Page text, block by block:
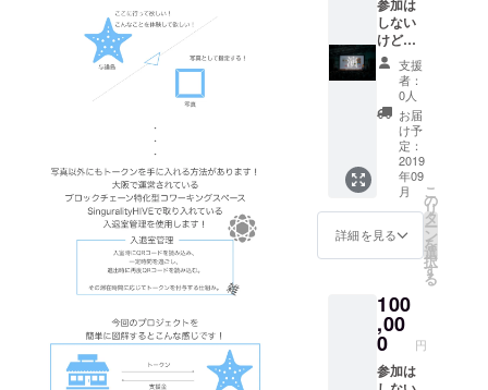
ユー
ザー名
を掲載
いたし
ます。
ご了承
くださ
い。」
くて
も、イ
ベント
に来な
くても
イベン
トを知
ること
ができ
ます。
「※支援
時、必
ず備考
欄にご
入くだ
さい。
記入の
ない場
合は
とを直
接お話
させて
いただ
きま
す。
（食
事、飲
み、な
んでも
構いま
せん。
イベン
トへの
参加は
援にて
お願い
してい
ま
す。）
しない
けど、
今回の
プロ
ジェク
トを支
援して
くださ
る方向
けのプ
ランで
す。 リ
ターン
とし
て、僕
ジェク
トが終
わって
感じて
いるこ
支援
者：
0人
お届
け予
定：
2019
年09
月
詳細を見る
こ
の
リ
タ
ー
ン
を
選
択
す
る
100
,00
0 円
参加は